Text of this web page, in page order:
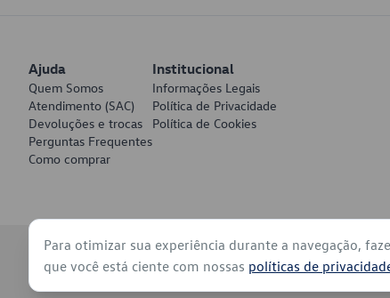
Discos de Freio
Juntas de Bomba de Vácuo
Mangueiras de Vácuo de Servo
Pratos de Disco de Freio
Travas de Pastilha de Freio
Ajuda
Quem Somos
Atendimento (SAC)
Devoluções e trocas
Perguntas Frequentes
Como comprar
Institucional
Informações Legais
Política de Privacidade
Política de Cookies
© 2026 - Volkswagen do Brasil - Todos os direitos reservados
Para otimizar sua experiência durante a navegação,
que você está ciente com nossas políticas de